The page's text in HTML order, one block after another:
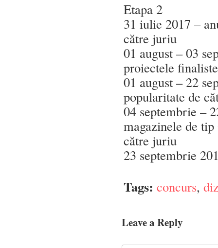
Etapa 2
31 iulie 2017 –
către juriu
01 august – 03
proiectele finaliste
01 august – 22
popularitate de
04 septembrie –
magazinele de
către juriu
23 septembrie
Tags: concurs,
Leave a Reply